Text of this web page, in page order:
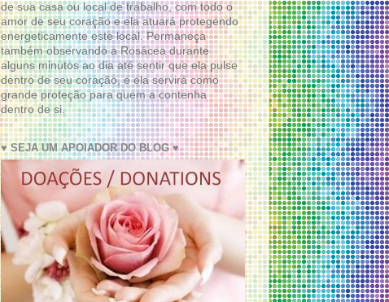
de sua casa ou local de trabalho, com todo o
amor de seu coração e ela atuará protegendo
energeticamente este local. Permaneça
também observando a Rosácea durante
alguns minutos ao dia até sentir que ela pulse
dentro de seu coração, e ela servirá como
grande proteção para quem a contenha
dentro de si.
♥ SEJA UM APOIADOR DO BLOG ♥